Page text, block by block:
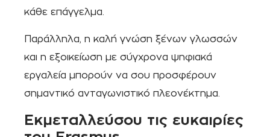
κάθε επάγγελμα.
Παράλληλα, η καλή γνώση ξένων γλωσσών
και η εξοικείωση με σύγχρονα ψηφιακά
εργαλεία μπορούν να σου προσφέρουν
σημαντικό ανταγωνιστικό πλεονέκτημα.
Εκμεταλλεύσου τις ευκαιρίες